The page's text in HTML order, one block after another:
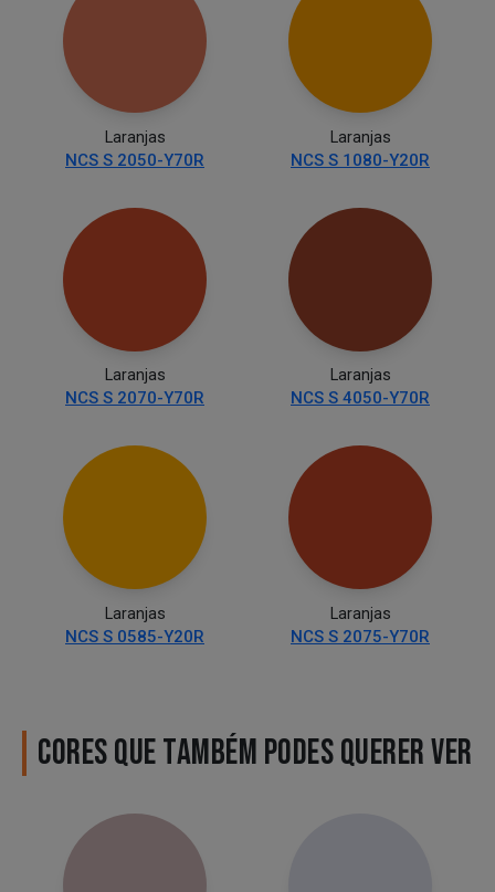
Laranjas
NCS S 2050-Y70R
Laranjas
NCS S 1080-Y20R
Laranjas
NCS S 2070-Y70R
Laranjas
NCS S 4050-Y70R
Laranjas
NCS S 0585-Y20R
Laranjas
NCS S 2075-Y70R
CORES QUE TAMBÉM PODES QUERER VER